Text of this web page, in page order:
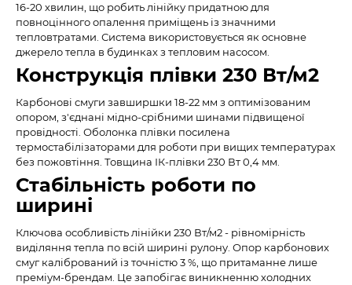
16-20 хвилин, що робить лінійку придатною для
повноцінного опалення приміщень із значними
тепловтратами. Система використовується як основне
джерело тепла в будинках з тепловим насосом.
Конструкція плівки 230 Вт/м2
Карбонові смуги завширшки 18-22 мм з оптимізованим
опором, з'єднані мідно-срібними шинами підвищеної
провідності. Оболонка плівки посилена
термостабілізаторами для роботи при вищих температурах
без пожовтіння. Товщина ІК-плівки 230 Вт 0,4 мм.
Стабільність роботи по
ширині
Ключова особливість лінійки 230 Вт/м2 - рівномірність
виділяння тепла по всій ширині рулону. Опор карбонових
смуг калібрований із точністю 3 %, що притаманне лише
преміум-брендам. Це запобігає виникненню холодних